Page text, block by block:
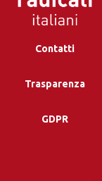
Contatti
Trasparenza
GDPR